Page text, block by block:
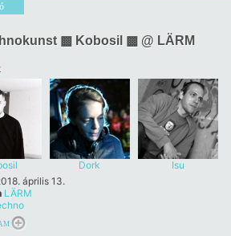
▩ Kobosil ▩ @ LÄRM
Dork
Isu
április 13.
LÄRM